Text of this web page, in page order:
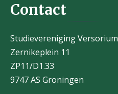
Contact
Studievereniging Versorium
Zernikeplein 11
ZP11/D1.33
9747 AS Groningen